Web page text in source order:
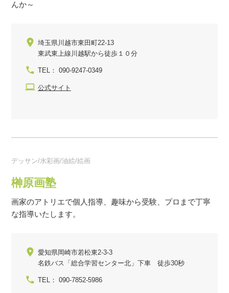
んか～
埼玉県川越市東田町22-13
東武東上線川越駅から徒歩１０分
TEL： 090-9247-0349
公式サイト
デッサン/水彩画/油絵/絵画
榊原画塾
画家のアトリエで個人指導、趣味から受験、プロまで丁寧
な指導いたします。
愛知県岡崎市若松東2-3-3
名鉄バス「総合学習センター北」下車 徒歩30秒
TEL： 090-7852-5986